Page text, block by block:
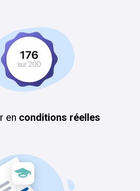
en conditions réelles